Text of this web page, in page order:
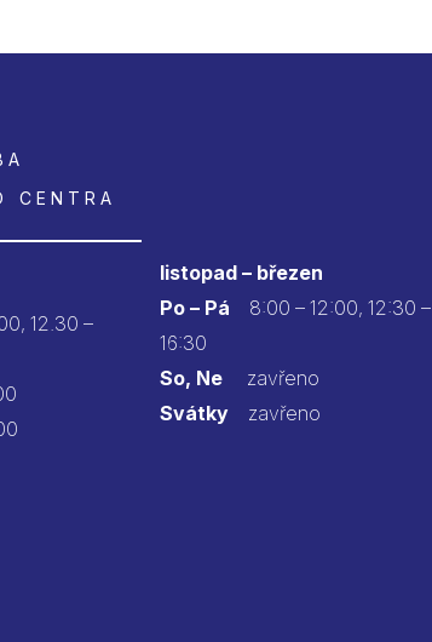
CENTRA
12.30 –
listopad – březen
Po – Pá 8:00 – 12:00, 12:30 –
16:30
So, Nezavřeno
Svátkyzavřeno